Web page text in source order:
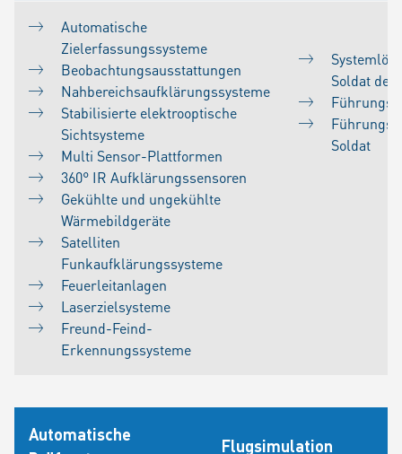
Automatische
Zielerfassungssysteme
Beobachtungsausstattungen
Nahbereichsaufklärungssysteme
Stabilisierte elektrooptische
Sichtsysteme
Multi Sensor-Plattformen
360° IR Aufklärungssensoren
Gekühlte und ungekühlte
Wärmebildgeräte
Satelliten
Funkaufklärungssysteme
Feuerleitanlagen
Laserzielsysteme
Freund-Feind-
Erkennungssysteme
Soldat der
Soldat
Automatische
Flugsimulation